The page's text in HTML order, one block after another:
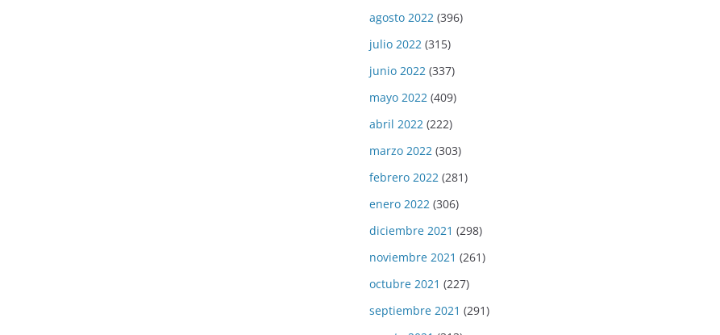
agosto 2022 (396)
julio 2022 (315)
junio 2022 (337)
mayo 2022 (409)
abril 2022 (222)
marzo 2022 (303)
febrero 2022 (281)
enero 2022 (306)
diciembre 2021 (298)
noviembre 2021 (261)
octubre 2021 (227)
septiembre 2021 (291)